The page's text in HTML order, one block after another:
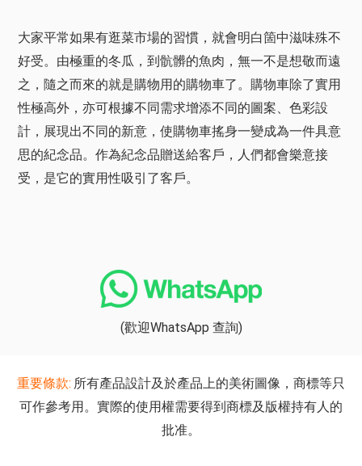
大家平常如果有逛菜市場的習慣，就會明白箇中滋味殊不
好受。由極重的冬瓜，到骯髒的魚肉，無一不是想敬而遠
之，隨之而來的就是購物用的購物車了。購物車除了實用
性極高外，亦可根據不同需求增添不同的圖案、色彩設
計，展現出不同的新意，使購物車搖身一變成為一件具意
思的紀念品。作為紀念品贈送給客戶，人們都會樂意接
受，是它的實用性吸引了客戶。
(歡迎WhatsApp 查詢)
重要條款: 所有產品設計及於產品上的美術圖像，商標等只
可作參考用。實際的使用權需要得到商標及版權持有人的
批准。